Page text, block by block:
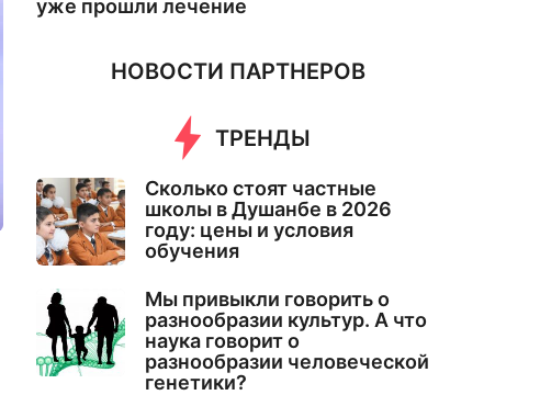
уже прошли лечение
НОВОСТИ ПАРТНЕРОВ
ТРЕНДЫ
Сколько стоят частные
школы в Душанбе в 2026
году: цены и условия
обучения
Мы привыкли говорить о
разнообразии культур. А что
наука говорит о
разнообразии человеческой
генетики?